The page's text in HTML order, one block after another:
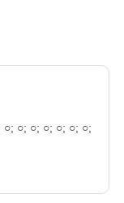
○; ○; ○; ○; ○; ○; ○;